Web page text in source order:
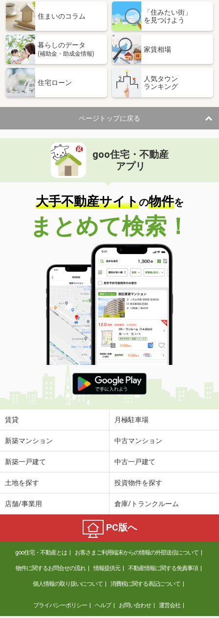
大分県大分市原新町
6.90万円
大分県大分市原新町
専有面積
66.16m²
間取り
2LDK
大分県大分市賀来南２丁目
価 格
3.70万円
専有面積 23.69m²
間取り
1K
大分県大分市大在北３
価 格
大分県大分市大在北３
専有面積
45.72m²
間取り
1LDK
大分県大分市羽屋２丁目
4.10万円
大分県大分市羽屋２丁目
専有面積 22.35m²
間取り
1K
大分県大分市羽屋２丁目
価 格
4.10万円
住 所
大分県大分市羽屋２丁目
専有面積 22.35m²
間取り
大分県大分市羽屋３丁目
価 格
3.60万円
大分県大分市南太平寺２丁目
価 格
4.70万円
大分県大分市南太平寺２丁目
専有面積 28.02m²
大分県大分市南太平寺３丁目
住 所
大分県大分市南太平寺３丁目
専有面積
22.35m²
住まいのコラム
「住みたい街」
を見つけよう
暮らしのデータ
(補助金・助成金情報)
家賃相場
住宅ローン
人気タウン
ランキング
ページトップに戻る
goo住宅・不動産
アプリ
大手不動産サイトの物件を
まとめて検索！
賃貸 月極駐車場
新築マンション 中古マンション
新築一戸建て 中古一戸建て
土地を探す 投資物件を探す
店舗/事業用 倉庫/トランクルーム
PC版へ
goo住宅・不動産とは お客さまご利用端末からの情報の外部送信について
物件に関するお問合せの流れ 情報提供元 不動産情報に関する免責事項
個人情報の取り扱いについて 消費税に関する表記について
プライバシーポリシー ヘルプ お問い合わせ 運営会社